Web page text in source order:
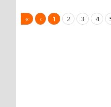
« ‹ 1 2 3 4